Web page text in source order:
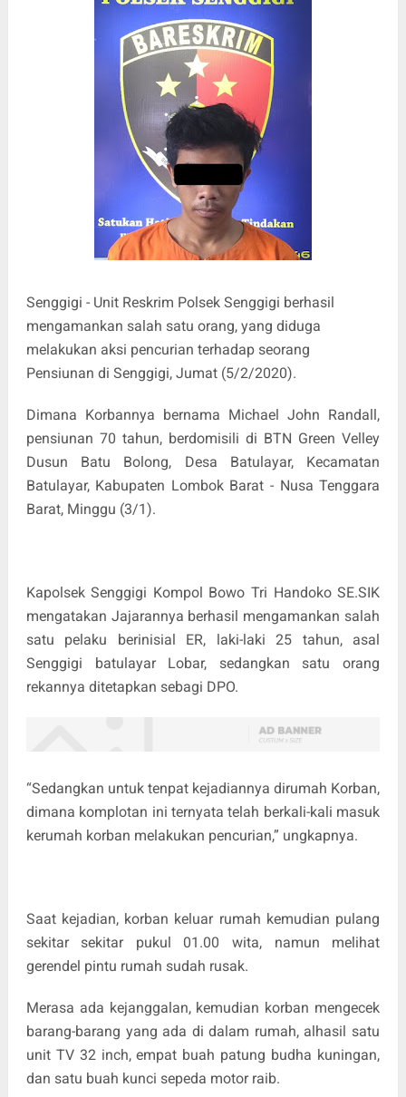
Senggigi - Unit Reskrim Polsek Senggigi berhasil
mengamankan salah satu orang, yang diduga
melakukan aksi pencurian terhadap seorang
Pensiunan di Senggigi, Jumat (5/2/2020).
Dimana Korbannya bernama Michael John Randall,
pensiunan 70 tahun, berdomisili di BTN Green Velley
Dusun Batu Bolong, Desa Batulayar, Kecamatan
Batulayar, Kabupaten Lombok Barat - Nusa Tenggara
Barat, Minggu (3/1).
Kapolsek Senggigi Kompol Bowo Tri Handoko SE.SIK
mengatakan Jajarannya berhasil mengamankan salah
satu pelaku berinisial ER, laki-laki 25 tahun, asal
Senggigi batulayar Lobar, sedangkan satu orang
rekannya ditetapkan sebagi DPO.
“Sedangkan untuk tenpat kejadiannya dirumah Korban,
dimana komplotan ini ternyata telah berkali-kali masuk
kerumah korban melakukan pencurian,” ungkapnya.
Saat kejadian, korban keluar rumah kemudian pulang
sekitar sekitar pukul 01.00 wita, namun melihat
gerendel pintu rumah sudah rusak.
Merasa ada kejanggalan, kemudian korban mengecek
barang-barang yang ada di dalam rumah, alhasil satu
unit TV 32 inch, empat buah patung budha kuningan,
dan satu buah kunci sepeda motor raib.